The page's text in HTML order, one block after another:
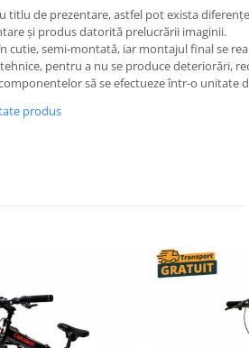
titlu de prezentare, astfel pot exista
și produs datorită prelucrării imaginii.
cutie, semi-montată, iar montajul final se
pentru a nu se produce deteriorări,
să se efectueze într-o unitate
produs